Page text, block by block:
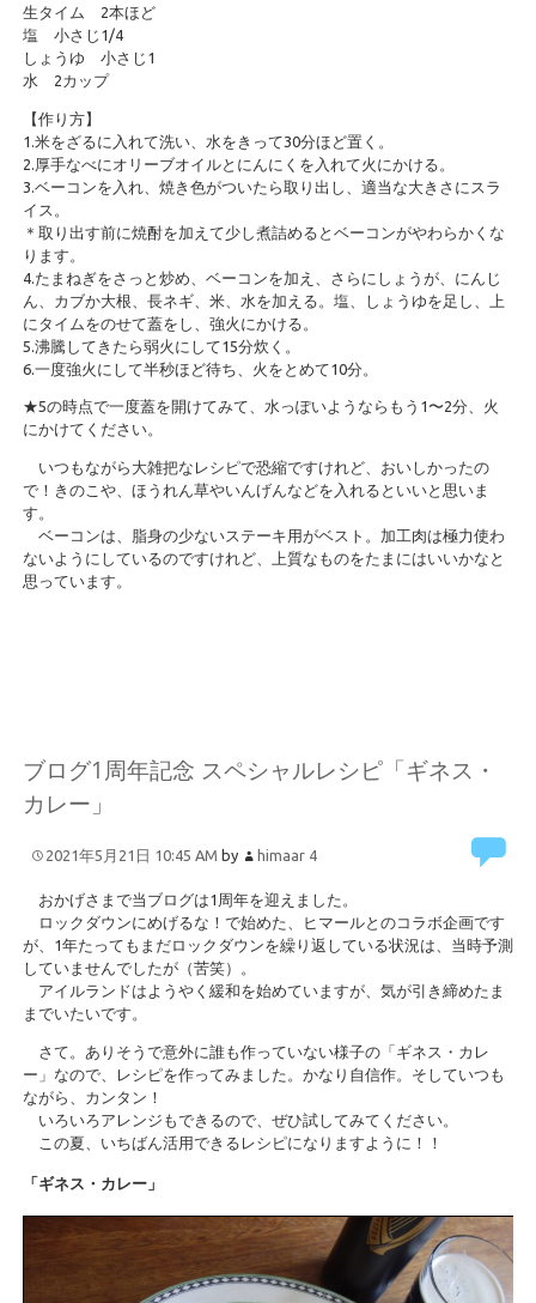
生タイム 2本ほど
塩 小さじ1/4
しょうゆ 小さじ1
水 2カップ
【作り方】
1.米をざるに入れて洗い、水をきって30分ほど置く。
2.厚手なべにオリーブオイルとにんにくを入れて火にかける。
3.ベーコンを入れ、焼き色がついたら取り出し、適当な大きさにスラ
イス。
＊取り出す前に焼酎を加えて少し煮詰めるとベーコンがやわらかくな
ります。
4.たまねぎをさっと炒め、ベーコンを加え、さらにしょうが、にんじ
ん、カブか大根、長ネギ、米、水を加える。塩、しょうゆを足し、上
にタイムをのせて蓋をし、強火にかける。
5.沸騰してきたら弱火にして15分炊く。
6.一度強火にして半秒ほど待ち、火をとめて10分。
★5の時点で一度蓋を開けてみて、水っぽいようならもう1〜2分、火
にかけてください。
いつもながら大雑把なレシピで恐縮ですけれど、おいしかったの
で！きのこや、ほうれん草やいんげんなどを入れるといいと思いま
す。
ベーコンは、脂身の少ないステーキ用がベスト。加工肉は極力使わ
ないようにしているのですけれど、上質なものをたまにはいいかなと
思っています。
ブログ1周年記念 スペシャルレシピ「ギネス・
カレー」
2021年5月21日 10:45 AM by himaar 4
おかげさまで当ブログは1周年を迎えました。
ロックダウンにめげるな！で始めた、ヒマールとのコラボ企画です
が、1年たってもまだロックダウンを繰り返している状況は、当時予測
していませんでしたが（苦笑）。
アイルランドはようやく緩和を始めていますが、気が引き締めたま
までいたいです。
さて。ありそうで意外に誰も作っていない様子の「ギネス・カレ
ー」なので、レシピを作ってみました。かなり自信作。そしていつも
ながら、カンタン！
いろいろアレンジもできるので、ぜひ試してみてください。
この夏、いちばん活用できるレシピになりますように！！
「ギネス・カレー」